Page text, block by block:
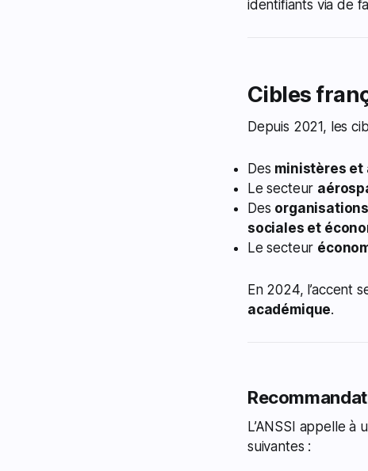
identifiants via de
Cibles
Depuis 2021, les
Des ministères et
Le secteur
Des
sociales et
Le secteur
En 2024, l’accent
académique.
L’ANSSI appelle
suivantes :